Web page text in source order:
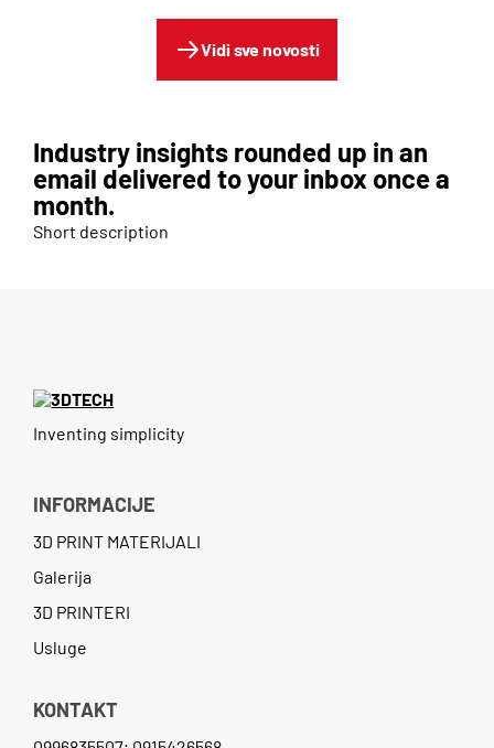
Vidi sve novosti
Industry insights rounded up in an
email delivered to your inbox once a
month.
Short description
Inventing simplicity
INFORMACIJE
3D PRINT MATERIJALI
Galerija
3D PRINTERI
Usluge
KONTAKT